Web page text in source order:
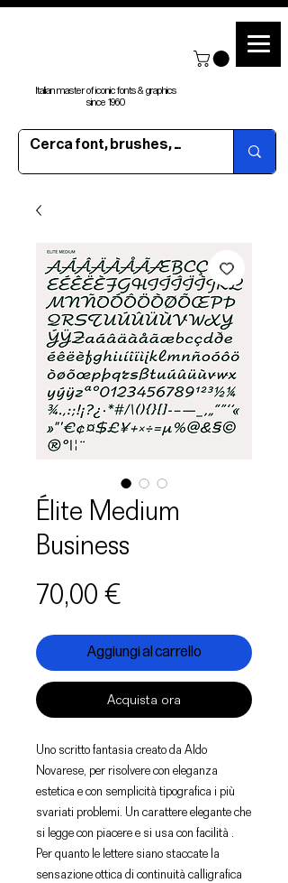
Italian master of iconic fonts & graphics
since 1960
Élite Medium
Business
70,00 €
Aggiungi al carrello
Acquista ora
Uno scritto fantasia creato da Aldo
Novarese, per risolvere con eleganza
estetica e con semplicità tipografica i più
svariati problemi. Un carattere elegante che
si legge con piacere e si usa con facilità .
Per quanto le lettere siano staccate la
sensazione ottica di continuità calligrafica